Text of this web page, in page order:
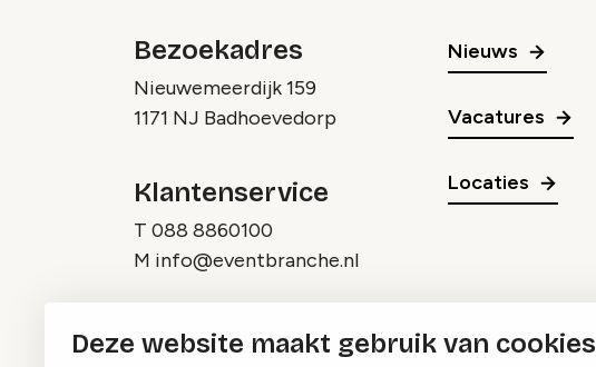
Deze website maakt gebruik van cookies
Bezoekadres
Nieuwemeerdijk 159
1171 NJ Badhoevedorp
Klantenservice
T 088 8860100
M info@eventbranche.nl
Nieuws
Vacatures
Locaties